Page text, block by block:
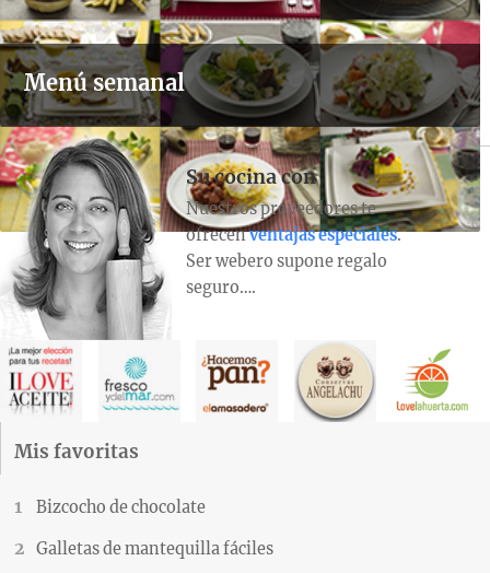
Menú semanal
Su cocina con
Nuestros proveedores te
ofrecenventajas especiales.
Ser webero supone regalo
seguro….
Mis favoritas
Bizcocho de chocolate
Galletas de mantequilla fáciles